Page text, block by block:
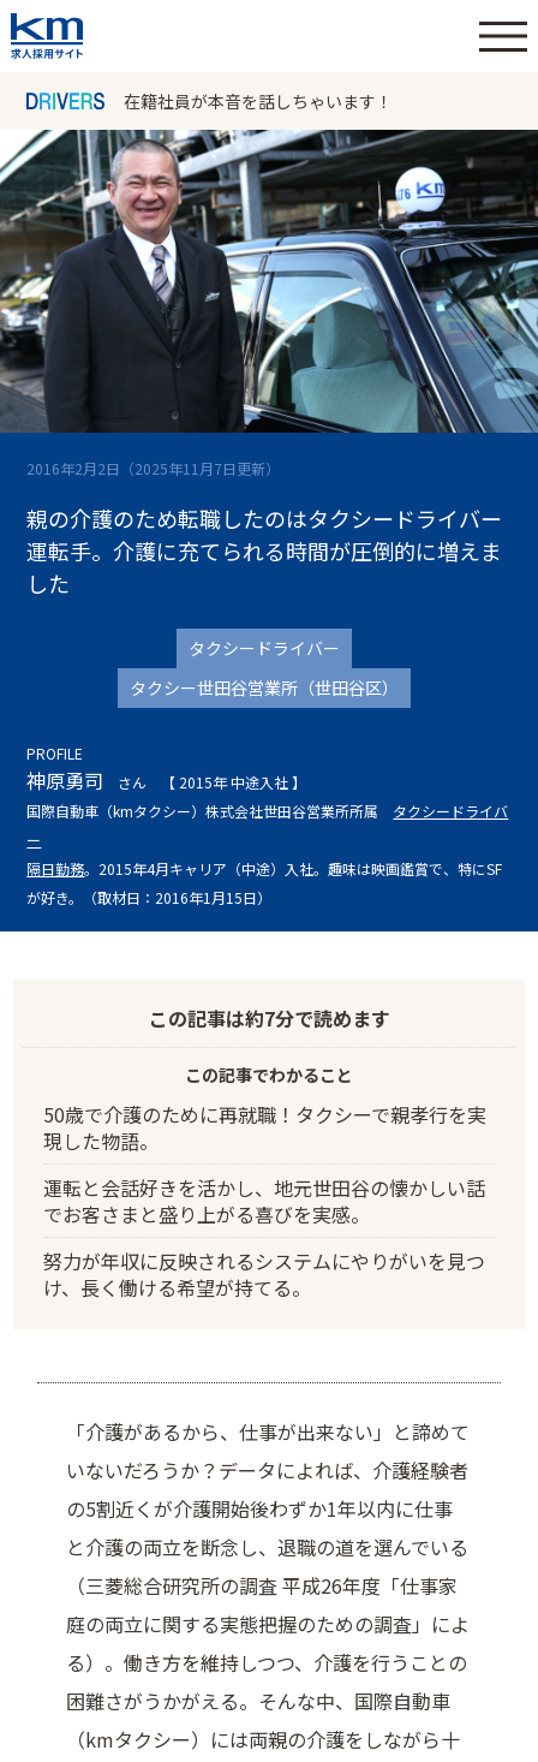
在籍社員が本音を話しちゃいます！
2016年2月2日 （2025年11月7日更新）
親の介護のため転職したのはタクシードライバー
運転手。介護に充てられる時間が圧倒的に増えま
した
タクシードライバー
タクシー世田谷営業所（世田谷区）
PROFILE
神原勇司 さん
【 2015年 中途入社 】
国際自動車（kmタクシー）株式会社世田谷営業所所属 タクシードライバ
ー
隔日勤務。2015年4月キャリア（中途）入社。趣味は映画鑑賞で、特にSF
が好き。（取材日：2016年1月15日）
この記事は約7分で読めます
この記事でわかること
50歳で介護のために再就職！タクシーで親孝行を実
現した物語。
運転と会話好きを活かし、地元世田谷の懐かしい話
でお客さまと盛り上がる喜びを実感。
努力が年収に反映されるシステムにやりがいを見つ
け、長く働ける希望が持てる。
「介護があるから、仕事が出来ない」と諦めて
いないだろうか？データによれば、介護経験者
の5割近くが介護開始後わずか1年以内に仕事
と介護の両立を断念し、退職の道を選んでいる
（三菱総合研究所の調査 平成26年度「仕事家
庭の両立に関する実態把握のための調査」によ
る）。働き方を維持しつつ、介護を行うことの
困難さがうかがえる。そんな中、国際自動車
（kmタクシー）には両親の介護をしながら十